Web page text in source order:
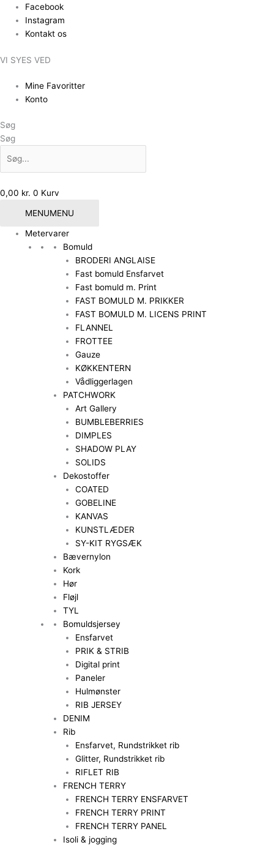
indholdet
Facebook
Instagram
Kontakt os
VI SYES VED
Mine Favoritter
Konto
Søg
Søg
0,00 kr. 0 Kurv
MENUMENU
Metervarer
Bomuld
BRODERI ANGLAISE
Fast bomuld Ensfarvet
Fast bomuld m. Print
FAST BOMULD M. PRIKKER
FAST BOMULD M. LICENS PRINT
FLANNEL
FROTTEE
Gauze
KØKKENTERN
Vådliggerlagen
PATCHWORK
Art Gallery
BUMBLEBERRIES
DIMPLES
SHADOW PLAY
SOLIDS
Dekostoffer
COATED
GOBELINE
KANVAS
KUNSTLÆDER
SY-KIT RYGSÆK
Bævernylon
Kork
Hør
Fløjl
TYL
Bomuldsjersey
Ensfarvet
PRIK & STRIB
Digital print
Paneler
Hulmønster
RIB JERSEY
DENIM
Rib
Ensfarvet, Rundstrikket rib
Glitter, Rundstrikket rib
RIFLET RIB
FRENCH TERRY
FRENCH TERRY ENSFARVET
FRENCH TERRY PRINT
FRENCH TERRY PANEL
Isoli & jogging